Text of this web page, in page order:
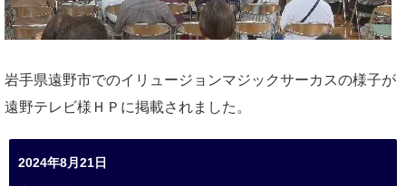
岩手県遠野市でのイリュージョンマジックサーカスの様子が
遠野テレビ様ＨＰに掲載されました。
2024年8月21日